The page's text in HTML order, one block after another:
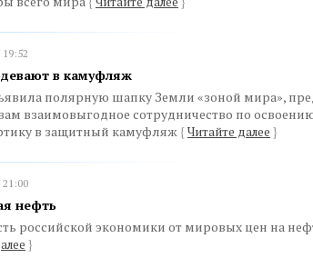
19:52
в камуфляж
полярную шапку Земли «зоной мира»,
взаимовыгодное сотрудничество по
в защитный камуфляж { Читайте далее }
21:00
нефть
российской экономики от мировых цен на
}